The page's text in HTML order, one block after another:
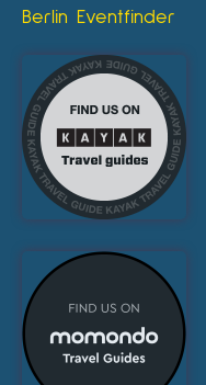
Berlin Eventfinder